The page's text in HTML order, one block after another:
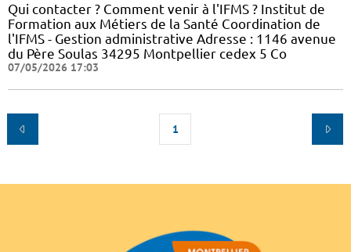
Qui contacter ? Comment venir à l'IFMS ? Institut de
Formation aux Métiers de la Santé Coordination de
l'IFMS - Gestion administrative Adresse : 1146 avenue
du Père Soulas 34295 Montpellier cedex 5 Co
07/05/2026 17:03
1